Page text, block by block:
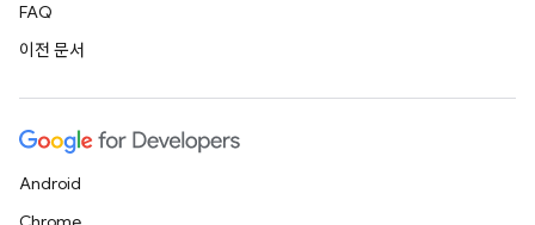
FAQ
이전 문서
Android